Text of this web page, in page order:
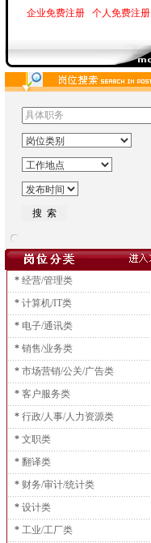
企业免费注册 个人免费注册
* 经营/管理类
* 计算机/IT类
* 电子/通讯类
* 销售/业务类
* 市场营销/公关/广告类
* 客户服务类
* 行政/人事/人力资源类
* 文职类
* 翻译类
* 财务/审计/统计类
* 设计类
* 工业/工厂类